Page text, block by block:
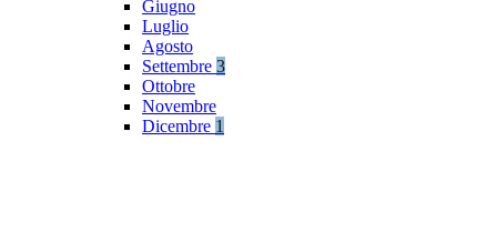
Giugno
Luglio
Agosto
Settembre 3
Ottobre
Novembre
Dicembre 1